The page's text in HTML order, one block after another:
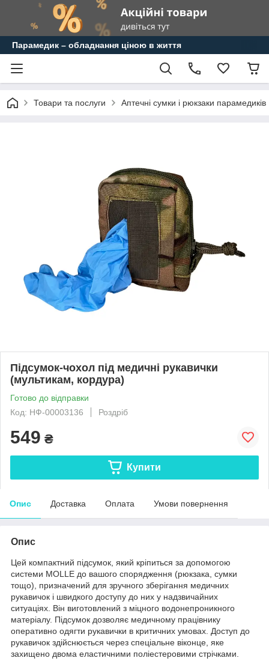
Парамедик – обладнання ціною в життя
Товари та послуги Аптечні сумки і рюкзаки парамедиків
Підсумок-чохол під медичні рукавички
(мультикам, кордура)
Готово до відправки
Код: НФ-00003136
Роздріб
549 ₴
Купити
Опис Доставка Оплата Умови повернення
Опис
Цей компактний підсумок, який кріпиться за допомогою
системи MOLLE до вашого спорядження (рюкзака, сумки
тощо), призначений для зручного зберігання медичних
рукавичок і швидкого доступу до них у надзвичайних
ситуаціях. Він виготовлений з міцного водонепроникного
матеріалу. Підсумок дозволяє медичному працівнику
оперативно одягти рукавички в критичних умовах. Доступ до
рукавичок здійснюється через спеціальне віконце, яке
захищено двома еластичними поліестеровими стрічками.